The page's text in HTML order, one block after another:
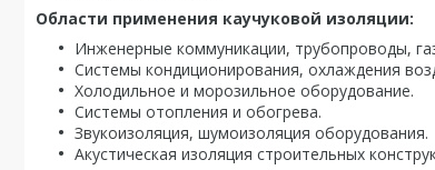
Области применения каучуковой изоляции:
Инженерные коммуникации, трубопроводы,
Системы кондиционирования, охлаждения
Холодильное и морозильное оборудование.
Системы отопления и обогрева.
Звукоизоляция, шумоизоляция оборудования.
Акустическая изоляция строительных